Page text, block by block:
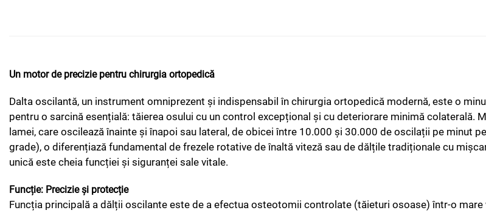
Un motor de precizie pentru chirurgia ortopedică
Dalta oscilantă, un instrument omniprezent și indispensabil în chirurgia ortopedică modernă, este o
pentru o sarcină esențială: tăierea osului cu un control excepțional și cu deteriorare minimă colaterală.
lamei, care oscilează înainte și înapoi sau lateral, de obicei între 10.000 și 30.000 de oscilații pe minut
grade), o diferențiază fundamental de frezele rotative de înaltă viteză sau de dălțile tradiționale cu
unică este cheia funcției și siguranței sale vitale.
Funcție: Precizie și protecție
Funcția principală a dălții oscilante este de a efectua osteotomii controlate (tăieturi osoase) într-o